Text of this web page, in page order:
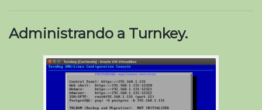
Administrando a Turnkey.